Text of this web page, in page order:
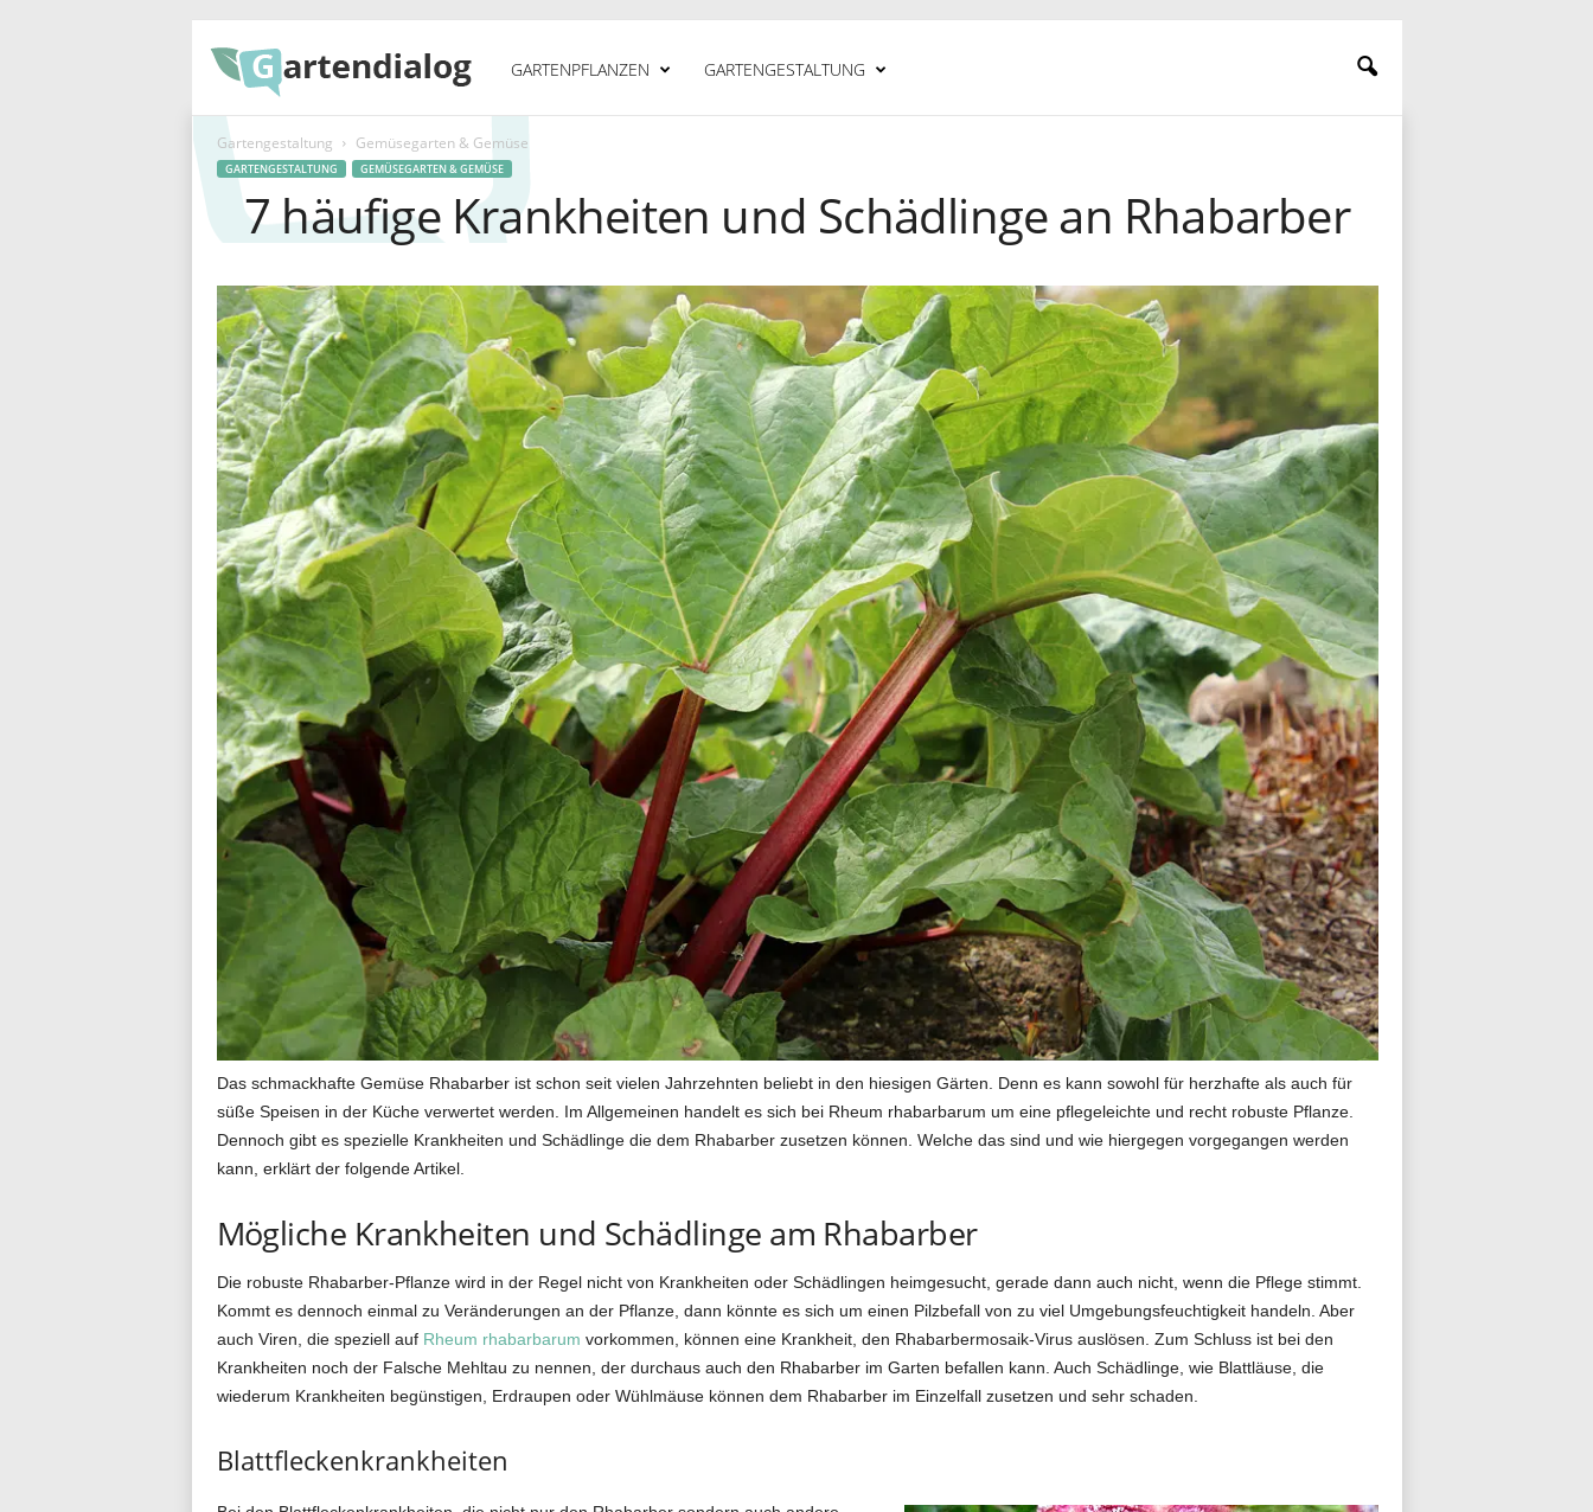
a
t
d
i
l
g
e
GARTENPFLANZEN GARTENGESTALTUNG
Gartengestaltung Gemüsegarten & Gemüse
GARTENGESTALTUNG GEMÜSEGARTEN & GEMÜSE
7 häufige Krankheiten und Schädlinge an Rhabarber
Das schmackhafte Gemüse Rhabarber ist schon seit vielen Jahrzehnten beliebt in den hiesigen Gärten. Denn es kann sowohl für herzhafte als auch für
süße Speisen in der Küche verwertet werden. Im Allgemeinen handelt es sich bei Rheum rhabarbarum um eine pflegeleichte und recht robuste Pflanze.
Dennoch gibt es spezielle Krankheiten und Schädlinge die dem Rhabarber zusetzen können. Welche das sind und wie hiergegen vorgegangen werden
kann, erklärt der folgende Artikel.
Mögliche Krankheiten und Schädlinge am Rhabarber
Die robuste Rhabarber-Pflanze wird in der Regel nicht von Krankheiten oder Schädlingen heimgesucht, gerade dann auch nicht, wenn die Pflege stimmt.
Kommt es dennoch einmal zu Veränderungen an der Pflanze, dann könnte es sich um einen Pilzbefall von zu viel Umgebungsfeuchtigkeit handeln. Aber
auch Viren, die speziell auf Rheum rhabarbarum vorkommen, können eine Krankheit, den Rhabarbermosaik-Virus auslösen. Zum Schluss ist bei den
Krankheiten noch der Falsche Mehltau zu nennen, der durchaus auch den Rhabarber im Garten befallen kann. Auch Schädlinge, wie Blattläuse, die
wiederum Krankheiten begünstigen, Erdraupen oder Wühlmäuse können dem Rhabarber im Einzelfall zusetzen und sehr schaden.
Blattfleckenkrankheiten